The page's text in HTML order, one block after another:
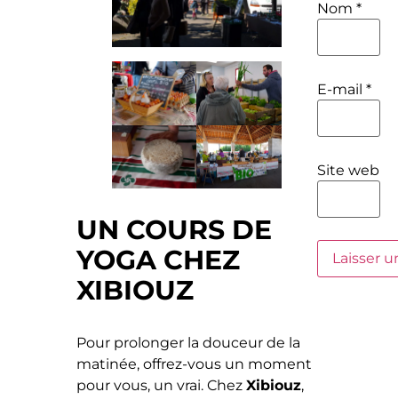
UN COURS DE
YOGA CHEZ
XIBIOUZ
Pour prolonger la douceur de la
matinée, offrez-vous un moment
pour vous, un vrai. ChezXibiouz,
Nom *
E-mail *
Site web